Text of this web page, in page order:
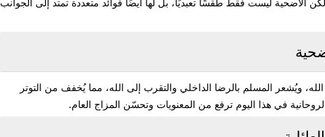
ويُشعر المسلم بالرضا الداخلي والتقرب إلى الله، مما يُخفف من التوتر
في هذا اليوم ترفع من المعنويات وتحسّن المزاج العام.